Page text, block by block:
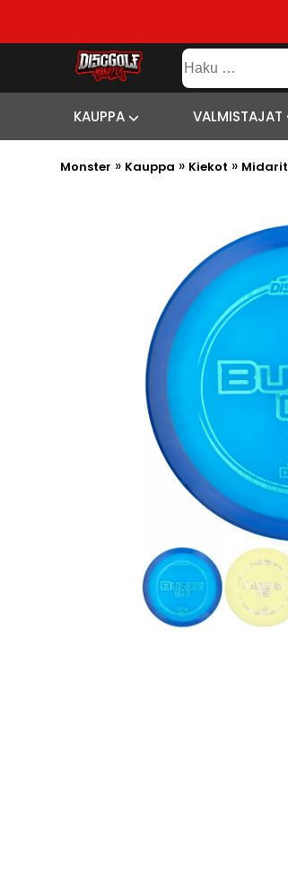
VALMISTAJAT
LISÄYKSET
SISÄLTÖ
SITEMAP
Haku:
KAUPPA VALMISTAJAT
Monster » Kauppa » Kiekot » Midarit